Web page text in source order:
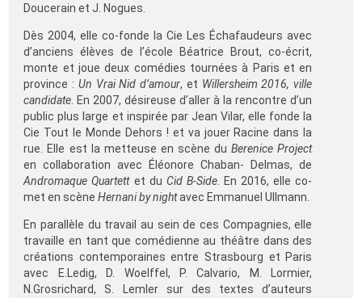
Doucerain et J. Nogues.
Dès 2004, elle co-fonde la Cie Les Échafaudeurs avec
d’anciens élèves de l’école Béatrice Brout, co-écrit,
monte et joue deux comédies tournées à Paris et en
province : Un Vrai Nid d’amour, et Willersheim 2016, ville
candidate. En 2007, désireuse d’aller à la rencontre d’un
public plus large et inspirée par Jean Vilar, elle fonde la
Cie Tout le Monde Dehors ! et va jouer Racine dans la
rue. Elle est la metteuse en scène duBerenice Project
en collaboration avec Éléonore Chaban- Delmas, de
Andromaque Quartettet du Cid B-Side. En 2016, elle co-
met en scèneHernani by nightavec Emmanuel Ullmann.
En parallèle du travail au sein de ces Compagnies, elle
travaille en tant que comédienne au théâtre dans des
créations contemporaines entre Strasbourg et Paris
avec E.Ledig, D. Woelffel, P. Calvario, M. Lormier,
N.Grosrichard, S. Lemler sur des textes d’auteurs